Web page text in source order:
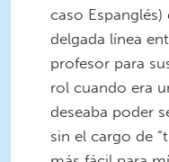
caso
delgada línea
profesor para
rol cuando era
deseaba poder
sin el cargo de